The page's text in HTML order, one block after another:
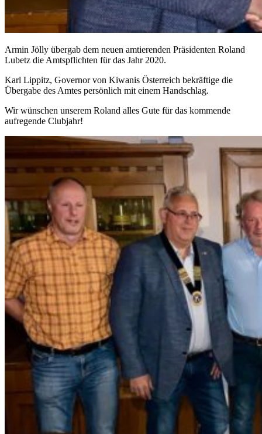
Armin Jölly übergab dem neuen amtierenden Präsidenten Roland
Lubetz die Amtspflichten für das Jahr 2020.
Karl Lippitz, Governor von Kiwanis Österreich bekräftige die
Übergabe des Amtes persönlich mit einem Handschlag.
Wir wünschen unserem Roland alles Gute für das kommende
aufregende Clubjahr!